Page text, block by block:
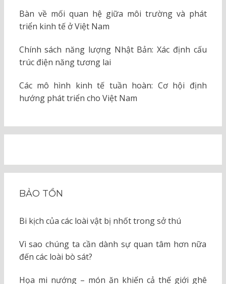
Bàn về mối quan hệ giữa môi trường và phát
triển kinh tế ở Việt Nam
Chính sách năng lượng Nhật Bản: Xác định cấu
trúc điện năng tương lai
Các mô hình kinh tế tuần hoàn: Cơ hội định
hướng phát triển cho Việt Nam
BẢO TỒN
Bi kịch của các loài vật bị nhốt trong sở thú
Vì sao chúng ta cần dành sự quan tâm hơn nữa
đến các loài bò sát?
Họa mi nướng – món ăn khiến cả thế giới ghê